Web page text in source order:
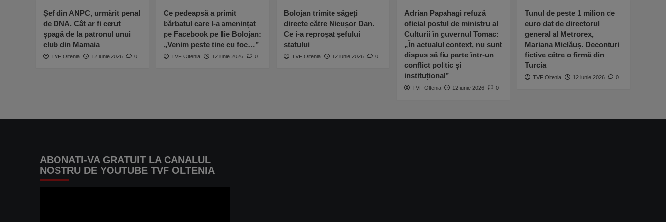
Șef din ANPC, urmărit penal
de DNA. Cât ar fi cerut
șpagă de la patronul unui
club din Mamaia
TVF Oltenia 12 iunie 2026 0
Ce pedeapsă a primit
bărbatul care l-a amenințat
pe Facebook pe Ilie Bolojan:
„Venim peste tine cu foc…”
TVF Oltenia 12 iunie 2026 0
Bolojan trimite săgeți
directe către Nicușor Dan.
Ce i-a reproșat șefului
statului
TVF Oltenia 12 iunie 2026 0
Adrian Papahagi refuză
oficial postul de ministru al
Culturii în guvernul Tomac:
„În actualul context, nu sunt
dispus să fiu parte într-un
conflict politic și
instituțional”
TVF Oltenia 12 iunie 2026 0
Tunul de peste 1 milion de
euro dat de directorul
general al Metrorex,
Mariana Miclăuș. Deconturi
fictive către o firmă din
Turcia
TVF Oltenia 12 iunie 2026 0
ABONATI-VA GRATUIT LA CANALUL
NOSTRU DE YOUTUBE TVF OLTENIA